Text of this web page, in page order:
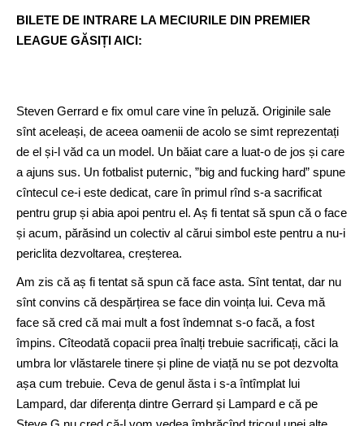
BILETE DE INTRARE LA MECIURILE DIN PREMIER
LEAGUE GĂSIȚI AICI:
Steven Gerrard e fix omul care vine în peluză. Originile sale
sînt aceleași, de aceea oamenii de acolo se simt reprezentați
de el și-l văd ca un model. Un băiat care a luat-o de jos și care
a ajuns sus. Un fotbalist puternic, ”big and fucking hard” spune
cîntecul ce-i este dedicat, care în primul rînd s-a sacrificat
pentru grup și abia apoi pentru el. Aș fi tentat să spun că o face
și acum, părăsind un colectiv al cărui simbol este pentru a nu-i
periclita dezvoltarea, creșterea.
Am zis că aș fi tentat să spun că face asta. Sînt tentat, dar nu
sînt convins că despărțirea se face din voința lui. Ceva mă
face să cred că mai mult a fost îndemnat s-o facă, a fost
împins. Cîteodată copacii prea înalți trebuie sacrificați, căci la
umbra lor vlăstarele tinere și pline de viață nu se pot dezvolta
așa cum trebuie. Ceva de genul ăsta i s-a întîmplat lui
Lampard, dar diferența dintre Gerrard și Lampard e că pe